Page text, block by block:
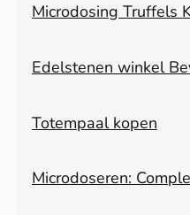
Microdosing Truffels
Edelstenen winkel
Totempaal kopen
Microdoseren: